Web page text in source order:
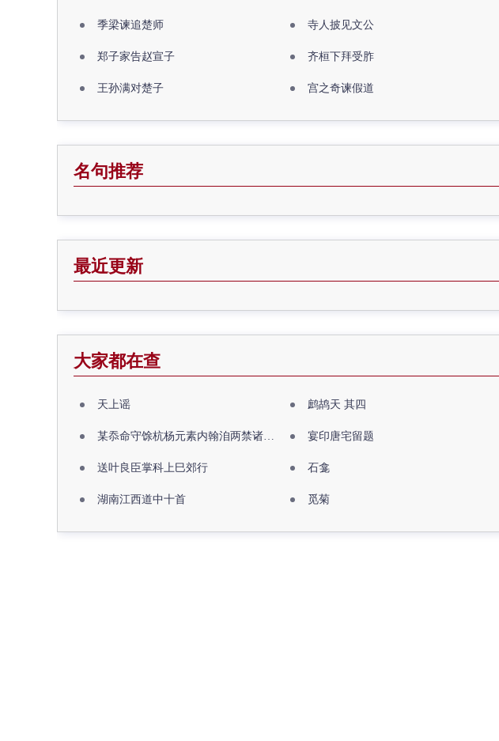
季梁谏追楚师 寺人披见文公
郑子家告赵宣子 齐桓下拜受胙
王孙满对楚子 宫之奇谏假道
名句推荐
最近更新
大家都在查
天上谣 鹧鸪天 其四
某忝命守馀杭杨元素内翰洎两禁诸公出祖佛寺 宴印唐宅留题
送叶良臣掌科上巳郊行 石龛
湖南江西道中十首 觅菊